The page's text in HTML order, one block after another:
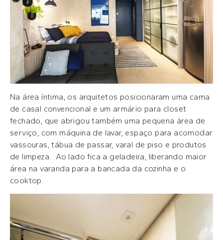
Na área íntima, os arquitetos posicionaram uma cama
de casal convencional e um armário para closet
fechado, que abrigou também uma pequena área de
serviço, com máquina de lavar, espaço para acomodar
vassouras, tábua de passar, varal de piso e produtos
de limpeza. Ao lado fica a geladeira, liberando maior
área na varanda para a bancada da cozinha e o
cooktop.